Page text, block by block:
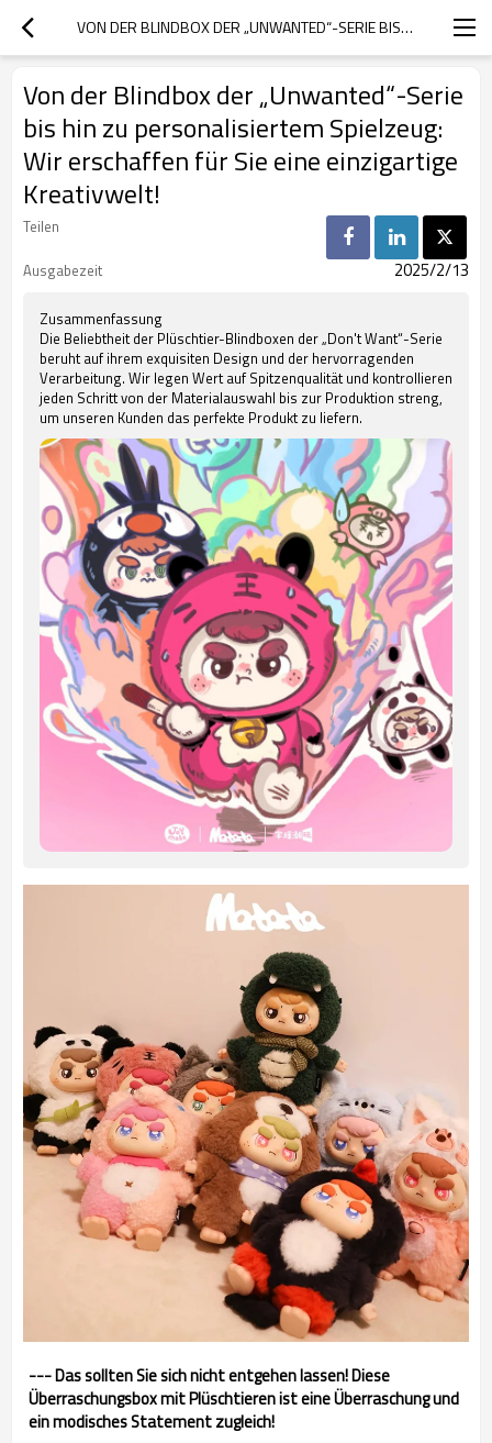
VON DER BLINDBOX DER „UNWANTED“-SERIE BIS HIN ZU PERSONALISIERTEM SPIELZEUG: WIR ERSCHAFFEN FÜR SIE EINE EINZIGARTIGE KREATIVWELT!
Von der Blindbox der „Unwanted“-Serie
bis hin zu personalisiertem Spielzeug:
Wir erschaffen für Sie eine einzigartige
Kreativwelt!
Teilen
Ausgabezeit
2025/2/13
Zusammenfassung
Die Beliebtheit der Plüschtier-Blindboxen der „Don't Want“-Serie
beruht auf ihrem exquisiten Design und der hervorragenden
Verarbeitung. Wir legen Wert auf Spitzenqualität und kontrollieren
jeden Schritt von der Materialauswahl bis zur Produktion streng,
um unseren Kunden das perfekte Produkt zu liefern.
--- Das sollten Sie sich nicht entgehen lassen! Diese
Überraschungsbox mit Plüschtieren ist eine Überraschung und
ein modisches Statement zugleich!